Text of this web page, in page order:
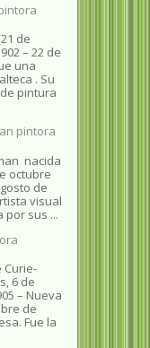
de
– 22 de
una
. Su
pintura
pintora
nacida
octubre
de
visual
por sus ...
Curie-
6 de
– Nueva
de
Fue la